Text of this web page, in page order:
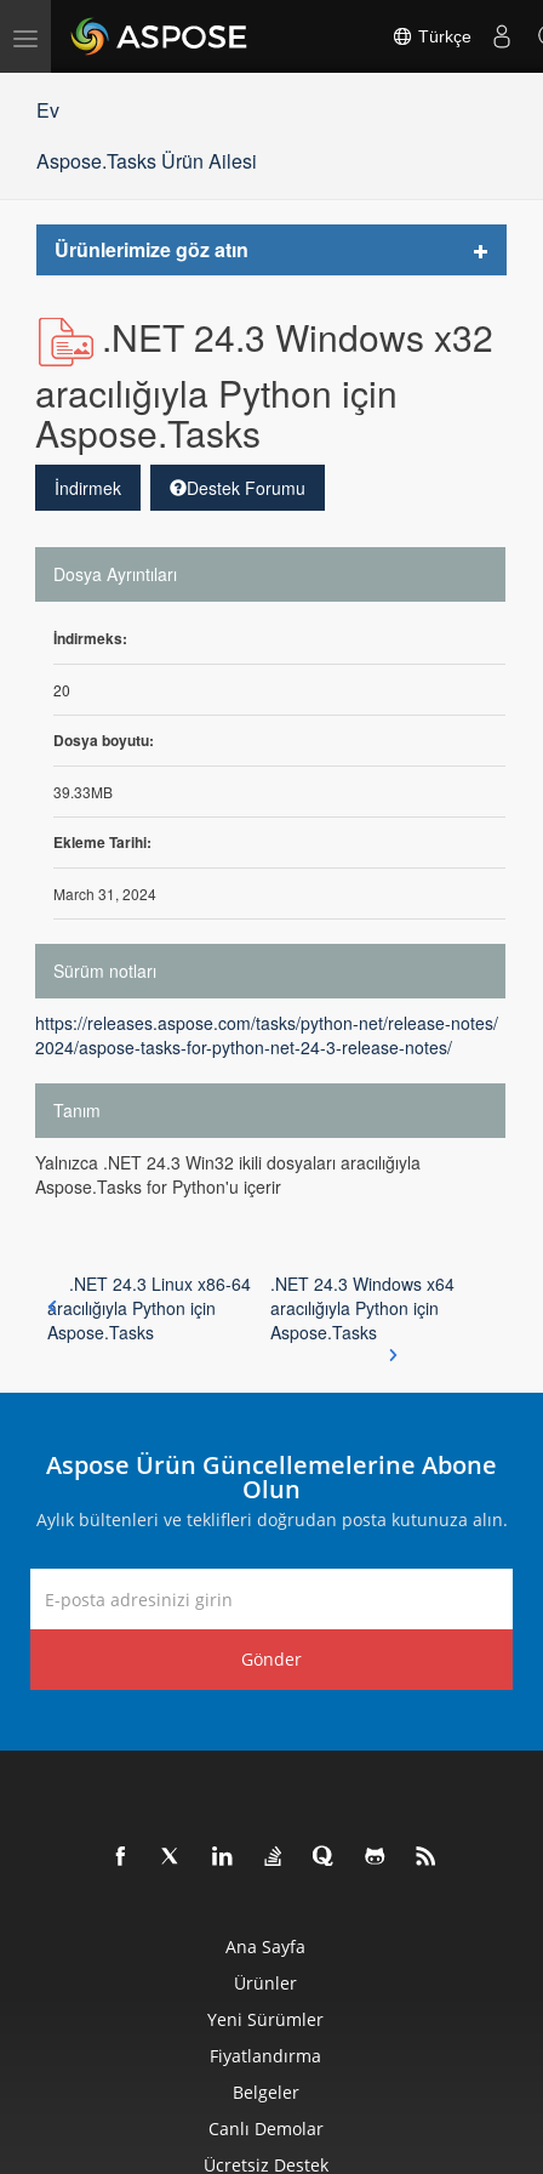
Gezinmeyi
Türkçe
Ev
Aspose.Tasks Ürün Ailesi
Ürünlerimize göz atın
Toggle
.NET 24.3 Windows x32
aracılığıyla Python için
Aspose.Tasks
İndirmek Destek Forumu
Dosya Ayrıntıları
İndirmeks:
20
Dosya boyutu:
39.33MB
Ekleme Tarihi:
March 31, 2024
Sürüm notları
https://releases.aspose.com/tasks/python-net/release-notes/
2024/aspose-tasks-for-python-net-24-3-release-notes/
Tanım
Yalnızca .NET 24.3 Win32 ikili dosyaları aracılığıyla
Aspose.Tasks for Python'u içerir
.NET 24.3 Linux x86-64
aracılığıyla Python için
Aspose.Tasks
.NET 24.3 Windows x64
aracılığıyla Python için
Aspose.Tasks
Aspose Ürün Güncellemelerine Abone
Olun
Aylık bültenleri ve teklifleri doğrudan posta kutunuza alın.
Gönder
Ana Sayfa
Ürünler
Yeni Sürümler
Fiyatlandırma
Belgeler
Canlı Demolar
Ücretsiz Destek